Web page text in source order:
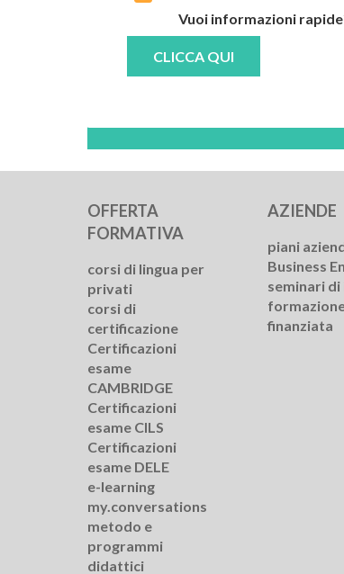
Vuoi informazioni
CLICCA QUI
OFFERTA
FORMATIVA
corsi di lingua per
privati
corsi di
certificazione
Certificazioni
esame
CAMBRIDGE
Certificazioni
esame CILS
Certificazioni
esame DELE
e-learning
my.conversations
metodo e
programmi
didattici
AZIENDE
piani
Business
seminari di
finanziata